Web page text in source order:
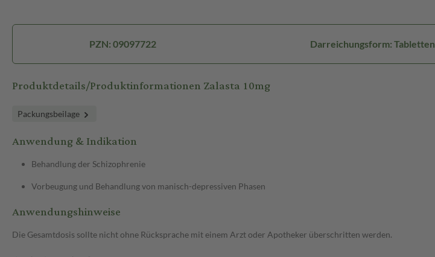
PZN: 09097722 Darreichungsform: Tabletten
Produktdetails/Produktinformationen Zalasta 10mg
Packungsbeilage
Anwendung & Indikation
Behandlung der Schizophrenie
Vorbeugung und Behandlung von manisch-depressiven Phasen
Anwendungshinweise
Die Gesamtdosis sollte nicht ohne Rücksprache mit einem Arzt oder Apotheker überschritten werden.